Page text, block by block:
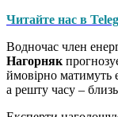
Читайте нас в
Водночас член
Нагорняк
ймовірно матимуть
а решту часу –